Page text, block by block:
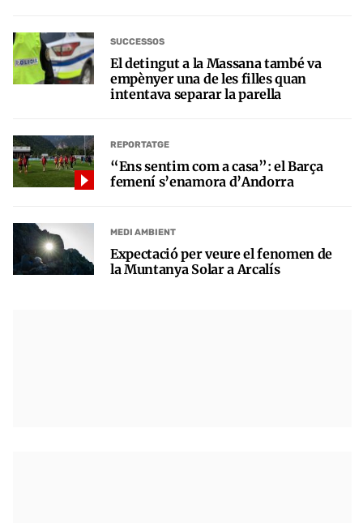
SUCCESSOS
El detingut a la Massana també va
empènyer una de les filles quan
intentava separar la parella
REPORTATGE
“Ens sentim com a casa”: el Barça
femení s’enamora d’Andorra
MEDI AMBIENT
Expectació per veure el fenomen de
la Muntanya Solar a Arcalís